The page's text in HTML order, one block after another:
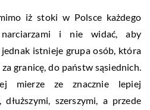
iż stoki w Polsce każdego
i nie widać, aby
istnieje grupa osób, która
granicę, do państw sąsiednich.
mierze ze znacznie lepiej
szerszymi, a przede